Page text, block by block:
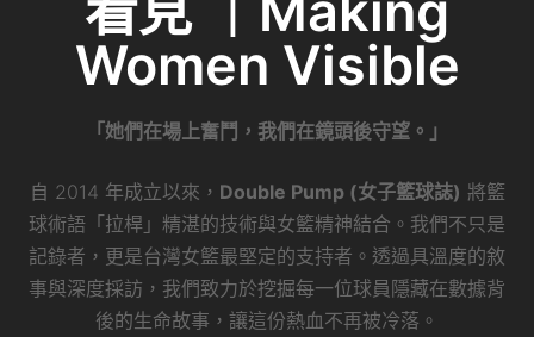
Women Visible
「她們在場上奮鬥，我們在鏡頭後守望。」
自 2014 年成立以來， Double Pump (女子籃球誌) 將籃
球術語「拉桿」精湛的技術與女籃精神結合。我們不只是
記錄者，更是台灣女籃最堅定的支持者。透過具溫度的敘
事與深度採訪，我們致力於挖掘每一位球員隱藏在數據背
後的生命故事，讓這份熱血不再被冷落。